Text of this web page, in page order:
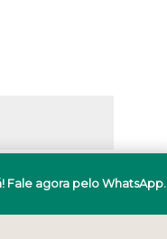
sem a autorização do
Fale agora pelo WhatsApp.